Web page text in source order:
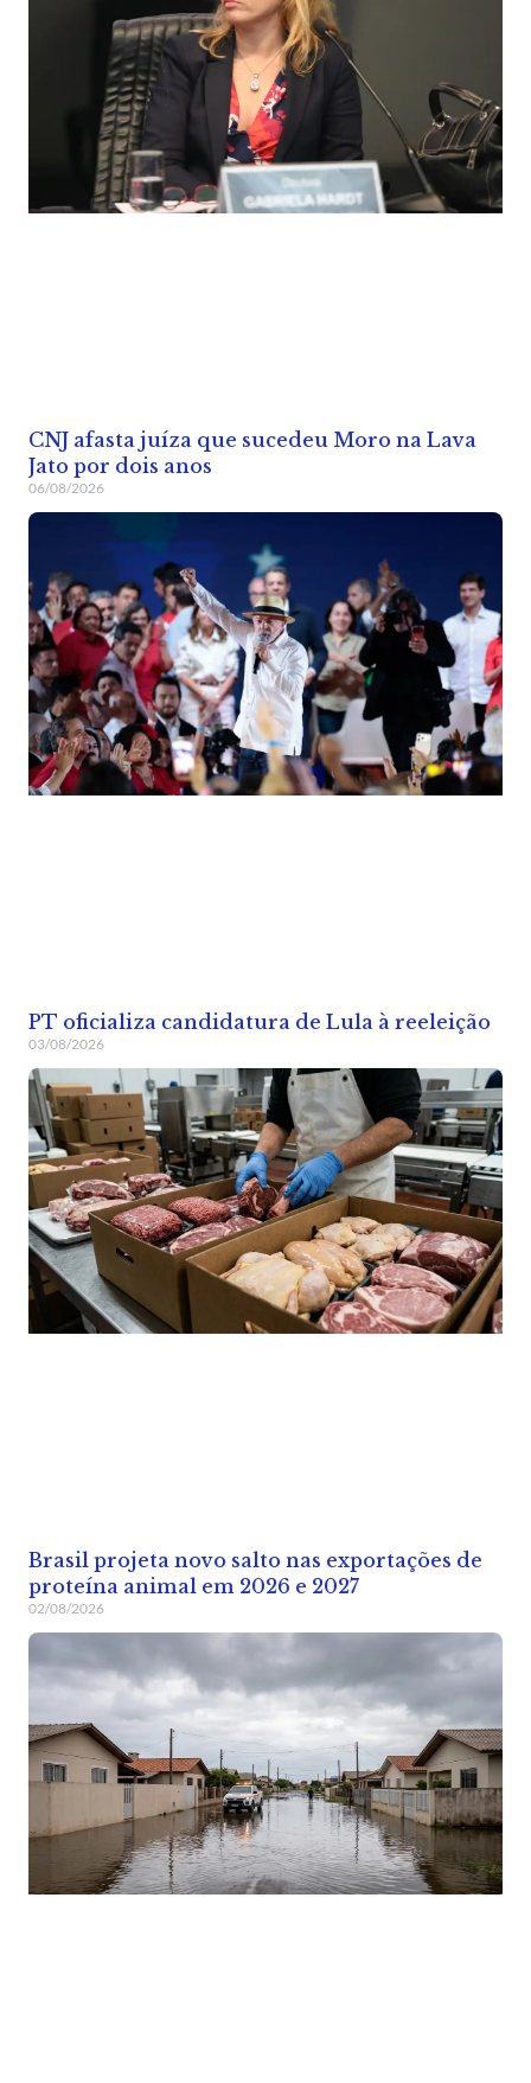
CNJ afasta juíza que sucedeu Moro na Lava
Jato por dois anos
06/08/2026
PT oficializa candidatura de Lula à reeleição
03/08/2026
Brasil projeta novo salto nas exportações de
proteína animal em 2026 e 2027
02/08/2026